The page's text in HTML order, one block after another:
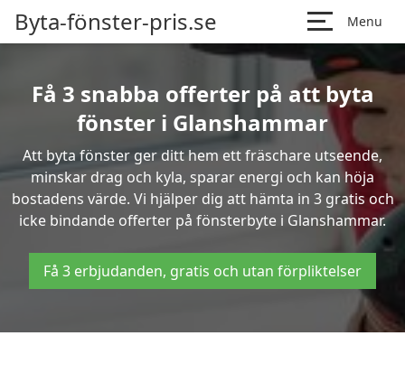
Byta-fönster-pris.se Menu
Få 3 snabba offerter på att byta
fönster i Glanshammar
Att byta fönster ger ditt hem ett fräschare utseende,
minskar drag och kyla, sparar energi och kan höja
bostadens värde. Vi hjälper dig att hämta in 3 gratis och
icke bindande offerter på fönsterbyte i Glanshammar.
Få 3 erbjudanden, gratis och utan förpliktelser